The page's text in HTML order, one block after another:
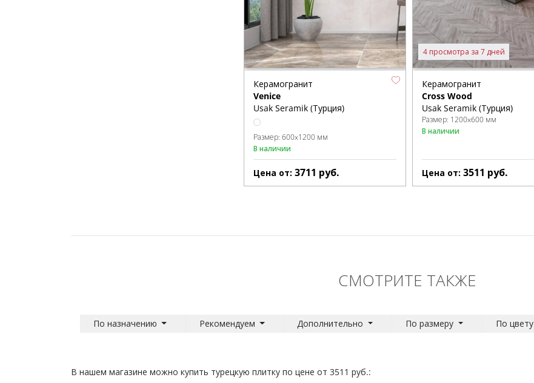
Керамогранит
Venice
Usak Seramik (Турция)
Размер: 600x1200 мм
В наличии
Цена от: 3711 руб.
4 просмотра за 7 дней
Керамогранит
Cross Wood
Usak Seramik (Турция)
Размер: 1200x600 мм
В наличии
Цена от:3511 руб.
СМОТРИТЕ ТАКЖЕ
По назначению Рекомендуем Дополнительно По размеру По цвету
В нашем магазине можно купить турецкую плитку по цене от 3511 руб.: